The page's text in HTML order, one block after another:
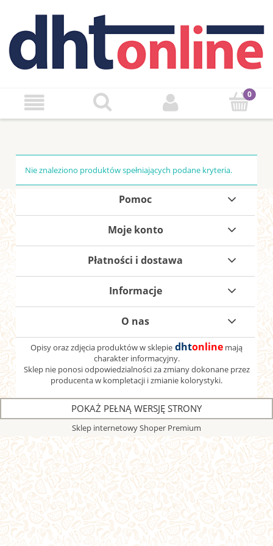
Nie znaleziono produktów spełniających podane kryteria.
Pomoc
Moje konto
Płatności i dostawa
Informacje
O nas
Opisy oraz zdjęcia produktów w sklepie dhtonline mają
charakter informacyjny.
Sklep nie ponosi odpowiedzialności za zmiany dokonane przez
producenta w kompletacji i zmianie kolorystyki.
POKAŻ PEŁNĄ WERSJĘ STRONY
Sklep internetowy Shoper Premium